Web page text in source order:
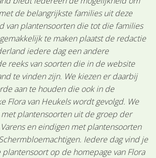
de belangrijkste families uit deze
van plantensoorten die tot die families
te maken plaatst de redactie
iedere dag een andere
reeks van soorten die in de website
te vinden zijn. We kiezen er daarbij
aan te houden die ook in de
Flora van Heukels wordt gevolgd. We
plantensoorten uit de groep der
en eindigen met plantensoorten
Iedere dag vind je
op de homepage van Flora